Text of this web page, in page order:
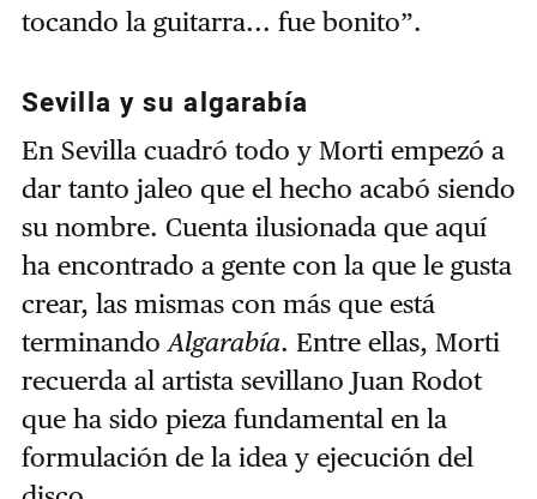
tocando la guitarra... fue bonito”.
Sevilla y su algarabía
En Sevilla cuadró todo y Morti empezó a
dar tanto jaleo que el hecho acabó siendo
su nombre. Cuenta ilusionada que aquí
ha encontrado a gente con la que le gusta
crear, las mismas con más que está
terminando Algarabía. Entre ellas, Morti
recuerda al artista sevillano Juan Rodot
que ha sido pieza fundamental en la
formulación de la idea y ejecución del